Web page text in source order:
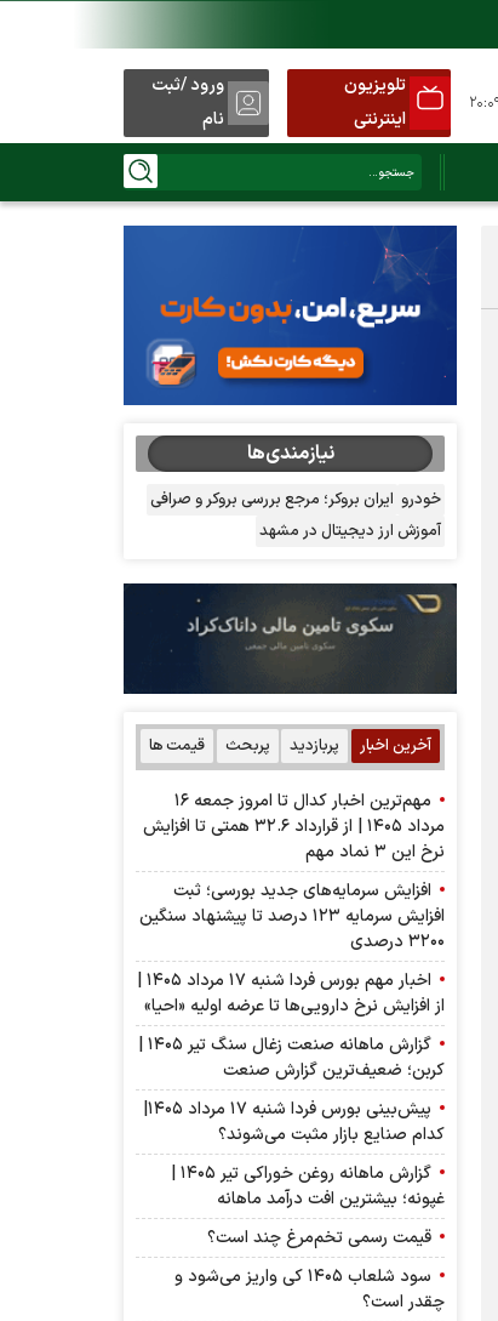
تلویزیون
اینترنتی
ورود /ثبت
نام
نیازمندی‌ها
خودرو ایران بروکر؛ مرجع بررسی بروکر و صرافی
آموزش ارز دیجیتال در مشهد
آخرین اخبار پربازدید پربحث قیمت ها
مهم‌ترین اخبار کدال تا امروز جمعه ۱۶
مرداد ۱۴۰۵ | از قرارداد ۳۲.۶ همتی تا افزایش
نرخ این ۳ نماد مهم
افزایش سرمایه‌های جدید بورسی؛ ثبت
افزایش سرمایه ۱۲۳ درصد تا پیشنهاد‌ سنگین
۳۲۰۰ درصدی
اخبار مهم بورس فردا شنبه ۱۷ مرداد ۱۴۰۵ |
از افزایش نرخ دارویی‌ها تا عرضه اولیه «احیا»
گزارش ماهانه صنعت زغال سنگ تیر ۱۴۰۵ |
کربن؛ ضعیف‌ترین گزارش صنعت
پیش‌بینی بورس فردا شنبه ۱۷ مرداد ۱۴۰۵|
کدام صنایع بازار مثبت می‌شوند؟
گزارش ماهانه روغن خوراکی تیر ۱۴۰۵ |
غپونه؛ بیشترین افت درآمد ماهانه
قیمت رسمی تخم‌مرغ چند است؟
سود شلعاب ۱۴۰۵ کی واریز می‌شود و
چقدر است؟